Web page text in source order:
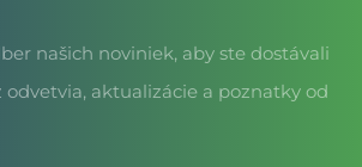
našich noviniek, aby ste dostávali
odvetvia, aktualizácie a poznatky od